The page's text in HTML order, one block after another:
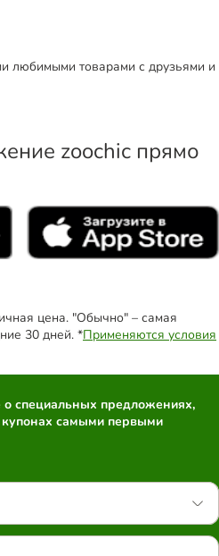
любимыми товарами с друзьями и
zoochic прямо
цена. "Обычно" – самая
30 дней. *Применяются условия
о специальных предложениях,
купонах самыми первыми